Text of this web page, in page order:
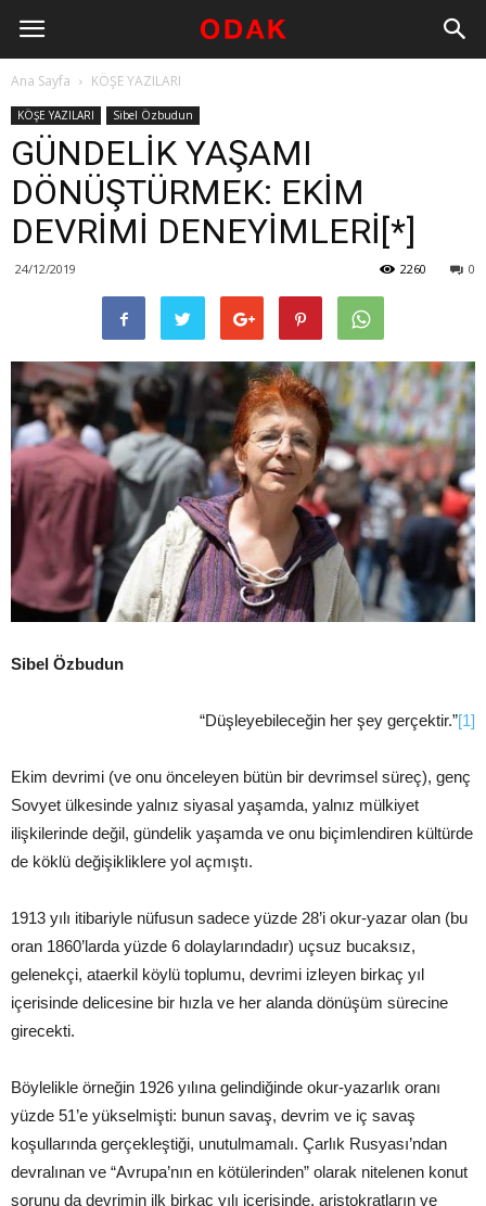
Ana Sayfa KÖŞE YAZILARI
KÖŞE YAZILARI Sibel Özbudun
GÜNDELİK YAŞAMI
DÖNÜŞTÜRMEK: EKİM
DEVRİMİ DENEYİMLERİ[*]
24/12/2019 0
2260
Sibel Özbudun
“Düşleyebileceğin her şey gerçektir.”[1]
Ekim devrimi (ve onu önceleyen bütün bir devrimsel süreç), genç
Sovyet ülkesinde yalnız siyasal yaşamda, yalnız mülkiyet
ilişkilerinde değil, gündelik yaşamda ve onu biçimlendiren kültürde
de köklü değişikliklere yol açmıştı.
1913 yılı itibariyle nüfusun sadece yüzde 28’i okur-yazar olan (bu
oran 1860’larda yüzde 6 dolaylarındadır) uçsuz bucaksız,
gelenekçi, ataerkil köylü toplumu, devrimi izleyen birkaç yıl
içerisinde delicesine bir hızla ve her alanda dönüşüm sürecine
girecekti.
Böylelikle örneğin 1926 yılına gelindiğinde okur-yazarlık oranı
yüzde 51’e yükselmişti: bunun savaş, devrim ve iç savaş
koşullarında gerçekleştiği, unutulmamalı. Çarlık Rusyası’ndan
devralınan ve “Avrupa’nın en kötülerinden” olarak nitelenen konut
sorunu da devrimin ilk birkaç yılı içerisinde, aristokratların ve